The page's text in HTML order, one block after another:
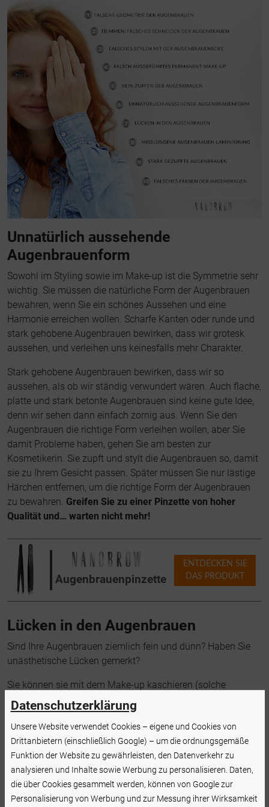
Unnatürlich aussehende
Augenbrauenform
Sowohl im Styling sowie im Make-up ist die Symmetrie sehr
wichtig. Sie müssen die natürliche Form der Augenbrauen
bewahren, wenn Sie ein schönes Aussehen und eine
Harmonie erreichen wollen. Scharfe Kanten oder runde und
stark gehobene Augenbrauen bewirken, dass wir grotesk
aussehen, und verleihen uns keinesfalls mehr Charakter.
Stark gehobene Augenbrauen bewirken, dass wir so
aussehen, als ob wir ständig verwundert wären. Auch flache,
platte und stark betonte Augenbrauen sind keine gute Idee,
denn wir sehen dann einfach zornig aus. Wenn Sie den
Augenbrauen die richtige Form verleihen wollen, aber Sie
damit Probleme haben, gehen Sie am besten zur
Kosmetikerin. Sie zupft und stylt die Augenbrauen so, damit
sie zu Ihrem Gesicht passen. Später müssen Sie nur lästige
Härchen entfernen, um die richtige Form der Augenbrauen
zu bewahren. Greifen Sie zu einer Pinzette von hoher
Qualität und… warten nicht mehr!
Augenbrauenpinzette
ENTDECKEN SIE
DAS PRODUKT
Lücken in den Augenbrauen
Sind Ihre Augenbrauen ziemlich fein und dünn? Haben Sie
unästhetische Lücken gemerkt?
Sie können sie mit dem Make-up kaschieren (solche
Produkte wie Marker, Stifte oder Pomaden helfen Ihnen
sicherlich), aber wenn Sie sie dauerhaft kaschieren wollen,
lohnt es sich, ein Augenbrauenserum zu verwenden – dank
der regelmäßigen Anwendung werden die Härchen schneller
und dichter wachsen.
ENTDECKEN SIE
Datenschutzerklärung
Unsere Website verwendet Cookies – eigene und Cookies von
Drittanbietern (einschließlich Google) – um die ordnungsgemäße
Funktion der Website zu gewährleisten, den Datenverkehr zu
analysieren und Inhalte sowie Werbung zu personalisieren. Daten,
die über Cookies gesammelt werden, können von Google zur
Personalisierung von Werbung und zur Messung ihrer Wirksamkeit